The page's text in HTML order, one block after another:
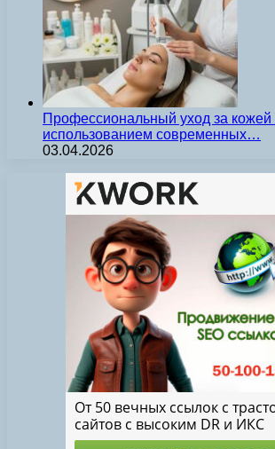
Профессиональный уход за кожей
использованием современных…
03.04.2026